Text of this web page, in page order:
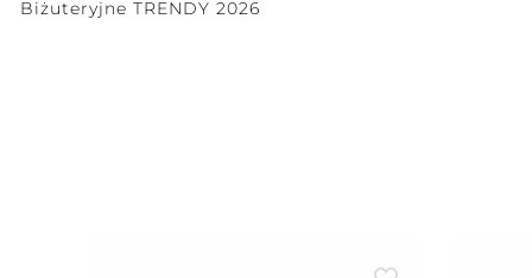
Biżuteryjne TRENDY 2026